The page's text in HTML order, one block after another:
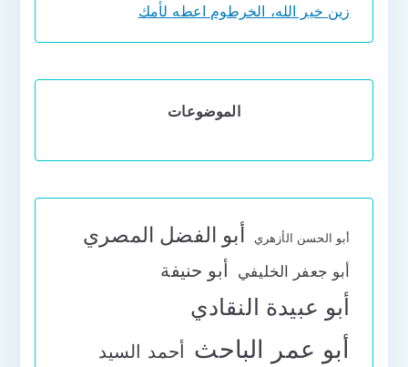
زين خير الله، الخرطوم اعطه لأمك
الموضوعات
أبو الحسن الأزهري أبو الفضل المصري
أبو جعفر الخليفي أبو حنيفة
أبو عبيدة النقادي
أبو عمر الباحث أحمد السيد